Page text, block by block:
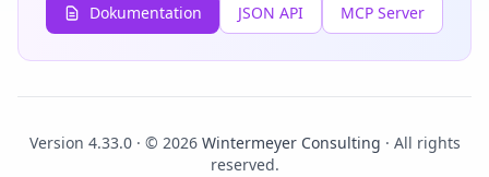
Dokumentation JSON API MCP Server
Version 4.33.0 · © 2026 Wintermeyer Consulting · All rights
reserved.